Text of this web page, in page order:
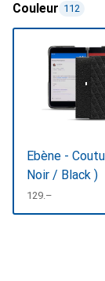
Couleur 112
Ebène -
Noir / Black )
CHF
129.–